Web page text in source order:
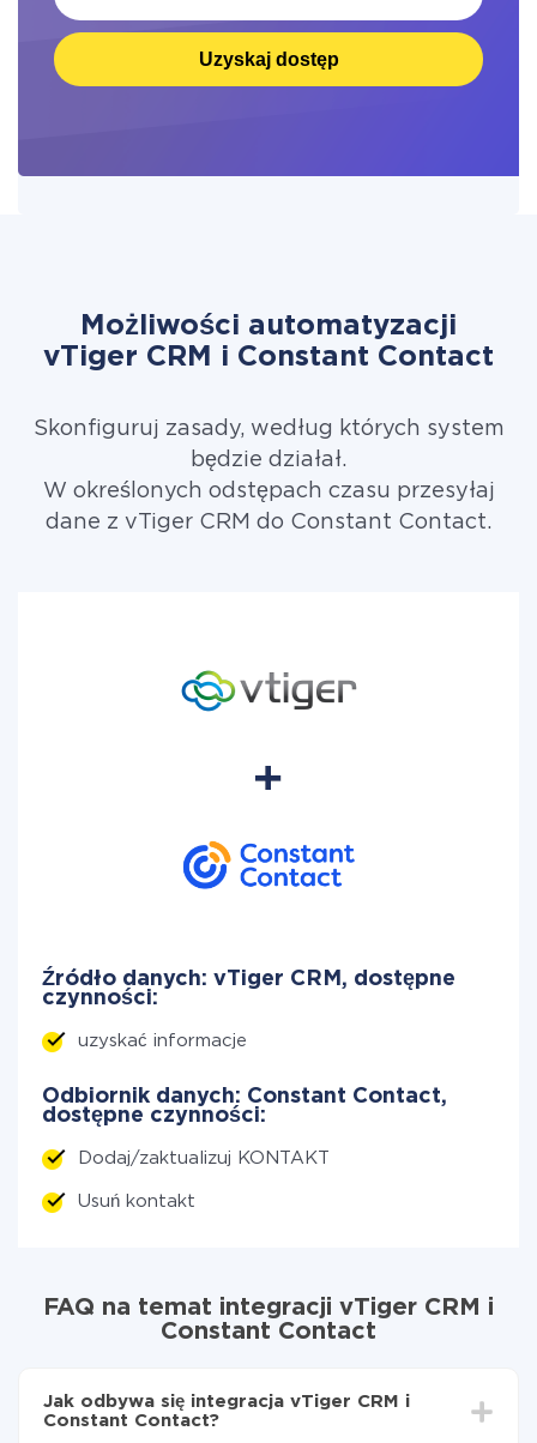
Uzyskaj dostęp
Możliwości automatyzacji
vTiger CRM i Constant Contact
Skonfiguruj zasady, według których system
będzie działał.
W określonych odstępach czasu przesyłaj
dane z vTiger CRM do Constant Contact.
Źródło danych: vTiger CRM, dostępne
czynności:
uzyskać informacje
Odbiornik danych: Constant Contact,
dostępne czynności:
Dodaj/zaktualizuj KONTAKT
Usuń kontakt
FAQ na temat integracji vTiger CRM i
Constant Contact
Jak odbywa się integracja vTiger CRM i
Constant Contact?